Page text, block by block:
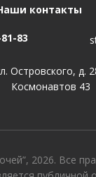
контакты
83
Островского, д.
Космонавтов 43
2026. Все